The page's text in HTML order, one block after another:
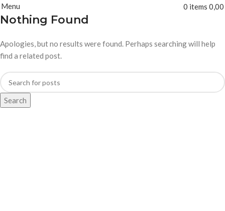
Menu 0 items 0,00
Nothing Found
Apologies, but no results were found. Perhaps searching will help
find a related post.
Search